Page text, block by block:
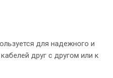
для надежного и
друг с другом или к